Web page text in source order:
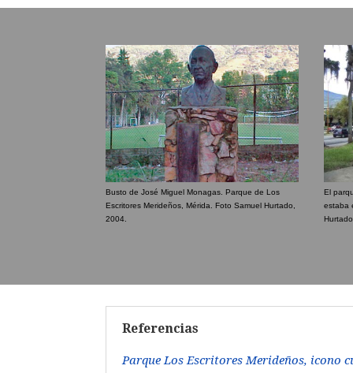
Busto de José Miguel Monagas. Parque de Los
Escritores Merideños, Mérida. Foto Samuel Hurtado,
2004.
El
estaba
Referencias
Parque Los Escritores Merideños, icono